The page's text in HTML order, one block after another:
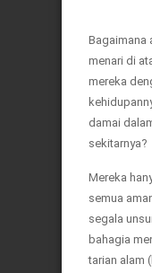
Bagaimana
menari di
mereka
damai
sekitarnya?
Mereka
semua
segala
bahagia
tarian alam